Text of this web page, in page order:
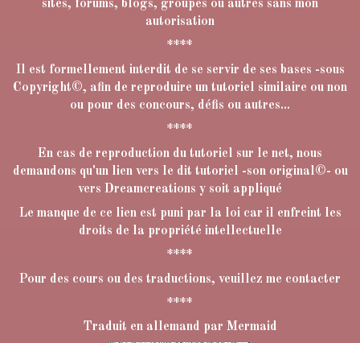
sites, forums, blogs, groupes ou autres sans mon
autorisation
****
Il est formellement interdit de se servir de ses bases -sous
Copyright©, afin de reproduire un tutoriel similaire ou non
ou pour des concours, défis ou autres...
****
En cas de reproduction du tutoriel sur le net, nous
demandons qu'un lien vers le dit tutoriel -son original©- ou
vers Dreamcreations y soit appliqué
Le manque de ce lien est puni par la loi car il enfreint les
droits de la propriété intellectuelle
****
Pour des cours ou des traductions, veuillez me contacter
****
Traduit en allemand par Mermaid